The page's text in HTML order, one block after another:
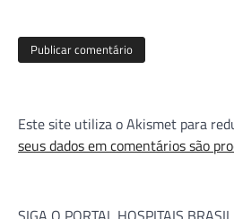
Este site utiliza o Akismet para
seus dados em comentários são